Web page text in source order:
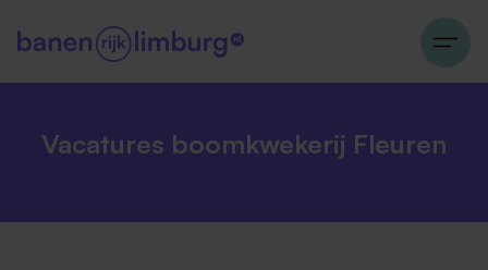
Vacatures boomkwekerij Fleuren